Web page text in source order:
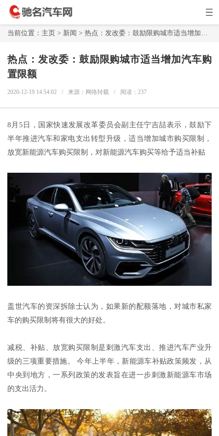
当前位置： 主页 > 新闻 > 热点：发改委：鼓励限购城市适当增加汽车购置限额
热点：发改委：鼓励限购城市适当增加汽车购
置限额
2020-12-19 14:54:02 / 来源：网络转载 / 阅读： 237
8月5日，国家快速发展改革委员会副主任宁吉喆表示，鼓励下
半年推进汽车和家电支出转型升级，适当增加城市购买限制，
放宽新能源汽车购买限制，对新能源汽车购买等给予适当补贴
盖世汽车的资深拆除士认为，如果新的配额落地，对城市私家
车的购买限制将有很大的好处。
减税、补贴、放宽购买限制是刺激汽车支出、推进汽车产业升
级的三项重要措施。 今年上半年，新能源车补贴政策频发，从
中央到地方，一系列政策的发表旨在进一步刺激新能源车市场
的支出活力。